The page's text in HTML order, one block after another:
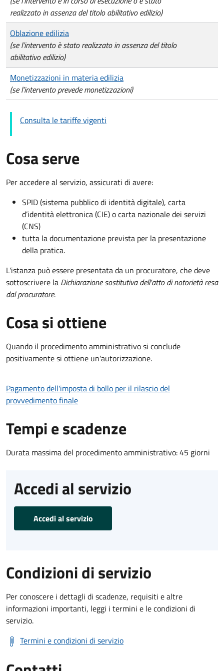
realizzato in assenza del titolo abilitativo edilizio)
Oblazione edilizia
(se l'intervento è stato realizzato in assenza del titolo
abilitativo edilizio)
Monetizzazioni in materia edilizia
(se l'intervento prevede monetizzazioni)
Consulta le tariffe vigenti
Cosa serve
Per accedere al servizio, assicurati di avere:
SPID (sistema pubblico di identità digitale), carta
d’identità elettronica (CIE) o carta nazionale dei servizi
(CNS)
tutta la documentazione prevista per la presentazione
della pratica.
L'istanza può essere presentata da un procuratore, che deve
sottoscrivere la Dichiarazione sostitutiva dell'atto di notorietà resa
dal procuratore.
Cosa si ottiene
Quando il procedimento amministrativo si conclude
positivamente si ottiene un'autorizzazione.
Pagamento dell'imposta di bollo per il rilascio del
provvedimento finale
Tempi e scadenze
Durata massima del procedimento amministrativo: 45 giorni
Accedi al servizio
Accedi al servizio
Condizioni di servizio
Per conoscere i dettagli di scadenze, requisiti e altre
informazioni importanti, leggi i termini e le condizioni di
servizio.
Termini e condizioni di servizio